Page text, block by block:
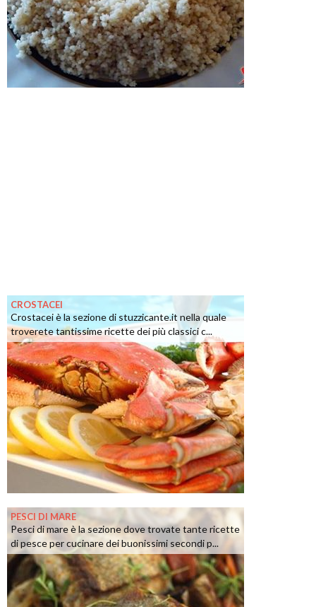
CROSTACEI
Crostacei è la sezione di stuzzicante.it nella quale
troverete tantissime ricette dei più classici c...
PESCI DI MARE
Pesci di mare è la sezione dove trovate tante ricette
di pesce per cucinare dei buonissimi secondi p...